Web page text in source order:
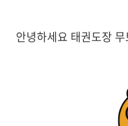
안녕하세요 태권도장